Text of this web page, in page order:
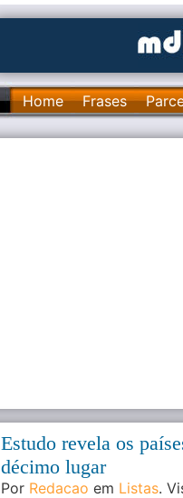
Home Frases
Estudo revela os
décimo lugar
Por Redacao em Listas.